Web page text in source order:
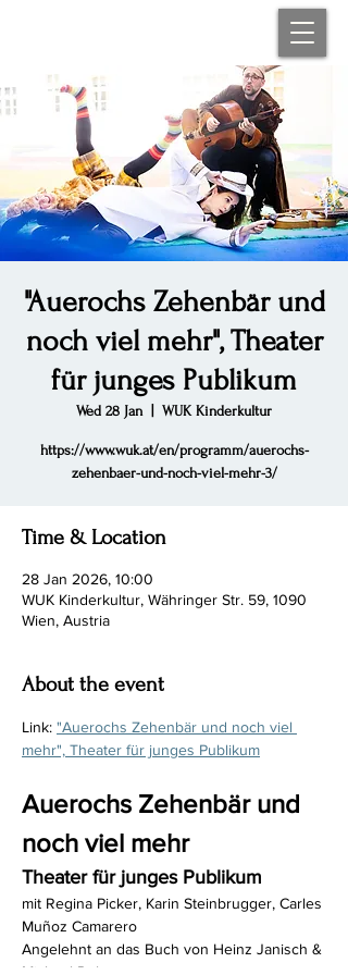
"Auerochs Zehenbär und
noch viel mehr", Theater
für junges Publikum
Wed 28 Jan
  |
WUK Kinderkultur
https://www.wuk.at/en/programm/auerochs-
zehenbaer-und-noch-viel-mehr-3/
Time & Location
28 Jan 2026, 10:00
WUK Kinderkultur, Währinger Str. 59, 1090
Wien, Austria
About the event
Link: "Auerochs Zehenbär und noch viel
mehr", Theater für junges Publikum
Auerochs Zehenbär und
noch viel mehr
Theater für junges Publikum
mit Regina Picker, Karin Steinbrugger, Carles
Muñoz Camarero
Angelehnt an das Buch von Heinz Janisch &